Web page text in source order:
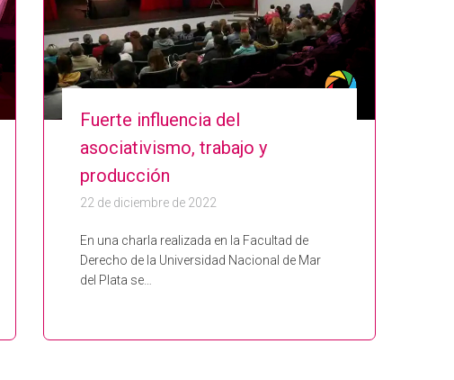
Fuerte influencia del
asociativismo, trabajo y
producción
22 de diciembre de 2022
En una charla realizada en la Facultad de
Derecho de la Universidad Nacional de Mar
del Plata se…